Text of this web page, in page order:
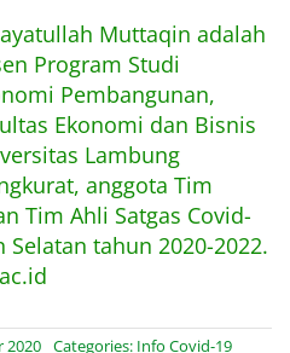
Muttaqin adalah
Program Studi
Pembangunan,
Ekonomi dan Bisnis
Lambung
anggota Tim
Tim Ahli Satgas Covid-
tahun 2020-2022.
2020 Categories: Info Covid-19